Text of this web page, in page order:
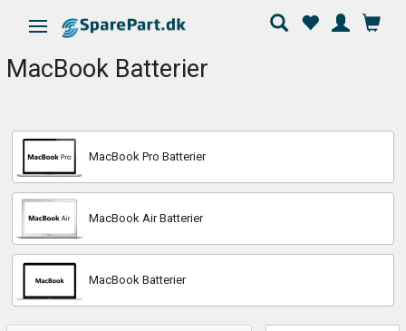
Ändra navigering
MacBook Batterier
MacBook Pro Batterier
MacBook Air Batterier
MacBook Batterier